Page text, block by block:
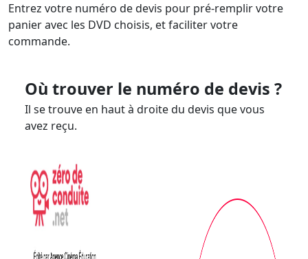
Entrez votre numéro de devis pour pré-remplir votre
panier avec les DVD choisis, et faciliter votre
commande.
Où trouver le numéro de devis ?
Il se trouve en haut à droite du devis que vous
avez reçu.